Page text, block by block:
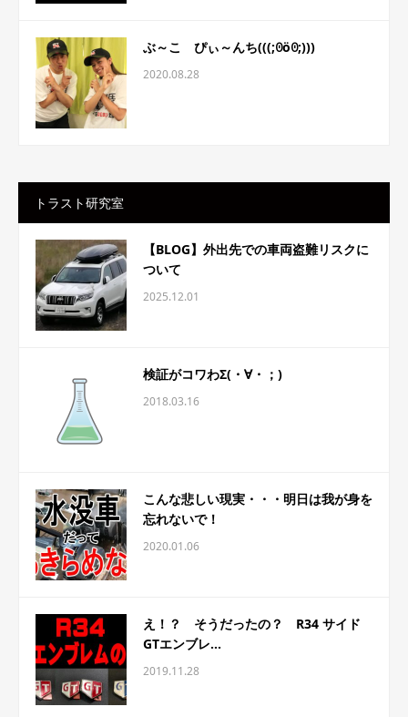
ぶ～こ ぴぃ～んち(((;ꏿöꏿ;)))
2020.08.28
トラスト研究室
【BLOG】外出先での車両盗難リスクに
ついて
2025.12.01
検証がコワわΣ(・∀・；)
2018.03.16
こんな悲しい現実・・・明日は我が身を
忘れないで！
2020.01.06
え！？ そうだったの？ R34 サイド
GTエンブレ...
2019.11.28